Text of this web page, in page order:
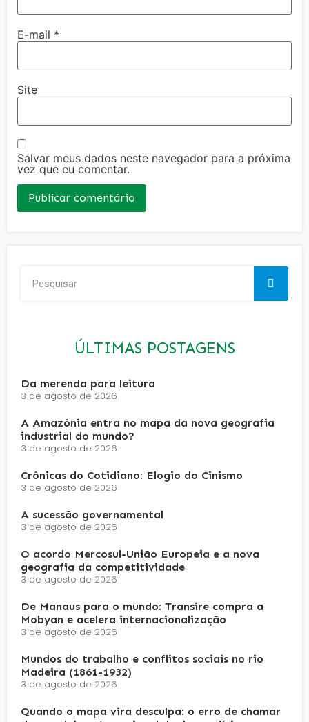
E-mail *
Site
Salvar meus dados neste navegador para a próxima
vez que eu comentar.
ÚLTIMAS POSTAGENS
Da merenda para leitura
3 de agosto de 2026
A Amazônia entra no mapa da nova geografia
industrial do mundo?
3 de agosto de 2026
Crônicas do Cotidiano: Elogio do Cinismo
3 de agosto de 2026
A sucessão governamental
3 de agosto de 2026
O acordo Mercosul-União Europeia e a nova
geografia da competitividade
3 de agosto de 2026
De Manaus para o mundo: Transire compra a
Mobyan e acelera internacionalização
3 de agosto de 2026
Mundos do trabalho e conflitos sociais no rio
Madeira (1861-1932)
3 de agosto de 2026
Quando o mapa vira desculpa: o erro de chamar